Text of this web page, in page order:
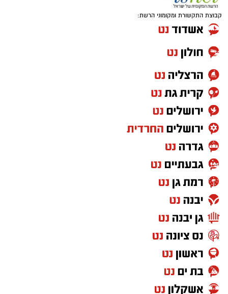
12.08.2026 – מייקל סרטים בנס ציונה
סרט ביוגרפי המתאר את חייו, הקריירה והמורשת
של מייקל ג׳קסון, מילדותו ועד הפיכתו לאחד
הכוכבים הגדולים בתולדות המוזיקה. העלילה
מביאה אל המסך את המסע האישי והמקצועי,
ההצלחות, הלחצים והרגעים שעיצבו את דמותו של
האמן. הסרט מתמקד גם במחיר התהילה והפרסום.
17.08.2026 – החסד קולנוע נס ציונה
קבוצת התקשורת ומקומוני הרשת: